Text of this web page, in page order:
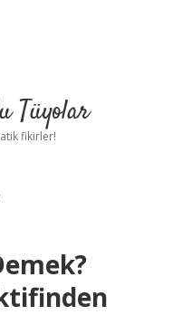
Tüyolar
fikirler!